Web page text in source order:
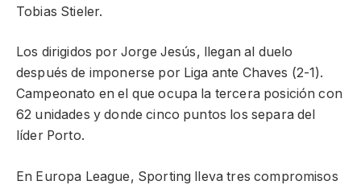
Tobias Stieler.
Los dirigidos por Jorge Jesús, llegan al duelo
después de imponerse por Liga ante Chaves (2-1).
Campeonato en el que ocupa la tercera posición con
62 unidades y donde cinco puntos los separa del
líder Porto.
En Europa League, Sporting lleva tres compromisos